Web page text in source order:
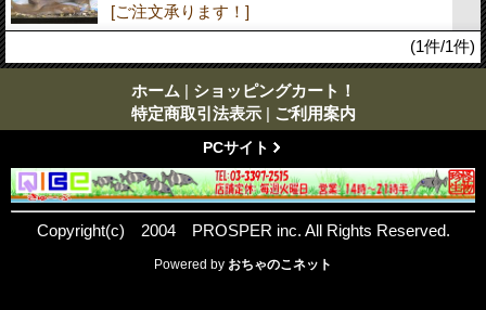
[ご注文承ります！]
(1件/1件)
ホーム | ショッピングカート！
特定商取引法表示 | ご利用案内
PCサイト
Copyright(c) 2004 PROSPER inc. All Rights Reserved.
Powered by おちゃのこネット